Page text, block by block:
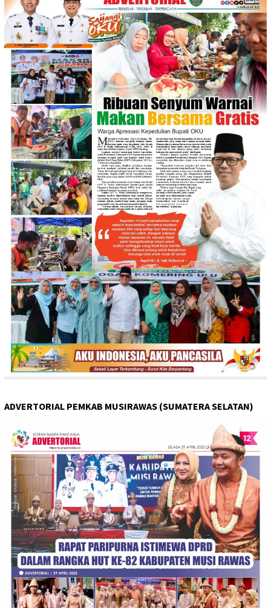
ADVERTORIAL PEMKAB MUSIRAWAS (SUMATERA SELATAN)